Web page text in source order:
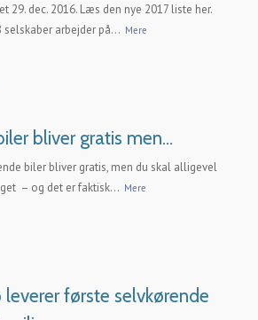
29. dec. 2016. Læs den nye 2017 liste her.
selskaber arbejder på... Mere
bliver gratis men…
biler bliver gratis, men du skal alligevel
– og det er faktisk... Mere
første selvkørende